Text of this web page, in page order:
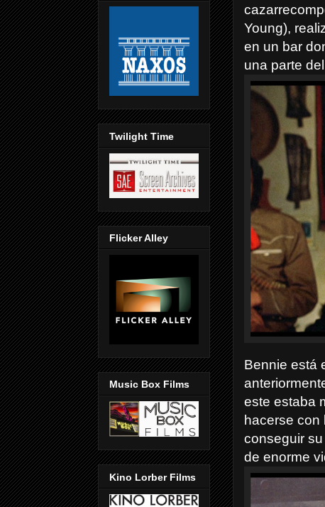
Young),
en un bar
una parte
Bennie está
este estaba
hacerse
conseguir
de enorme
Twilight Time
Flicker Alley
Music Box Films
Kino Lorber Films